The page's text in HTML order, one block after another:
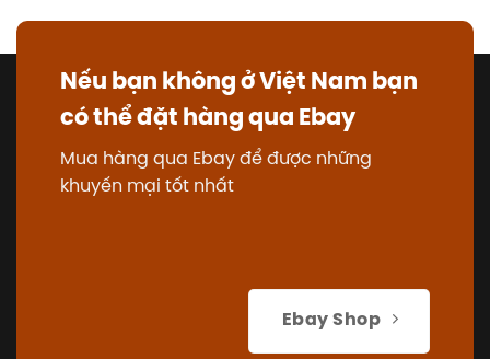
Nếu bạn không ở Việt Nam bạn
có thể đặt hàng qua Ebay
Mua hàng qua Ebay để được những
khuyến mại tốt nhất
Ebay Shop